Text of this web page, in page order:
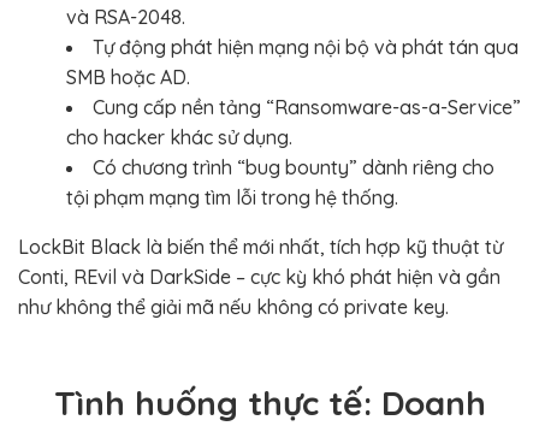
và RSA-2048.
Tự động phát hiện mạng nội bộ và phát tán qua
SMB hoặc AD.
Cung cấp nền tảng “Ransomware-as-a-Service”
cho hacker khác sử dụng.
Có chương trình “bug bounty” dành riêng cho
tội phạm mạng tìm lỗi trong hệ thống.
LockBit Black là biến thể mới nhất, tích hợp kỹ thuật từ
Conti, REvil và DarkSide – cực kỳ khó phát hiện và gần
như không thể giải mã nếu không có private key.
Tình huống thực tế: Doanh